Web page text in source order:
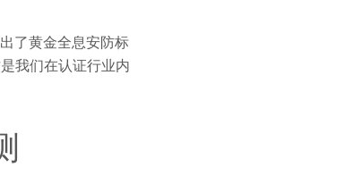
了黄金全息安防标
我们在认证行业内